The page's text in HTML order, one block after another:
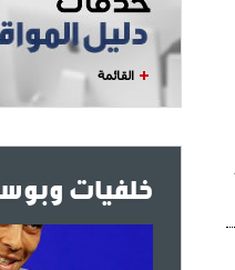
القائمة
خلفيات